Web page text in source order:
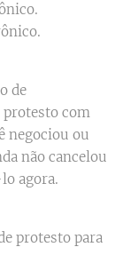
de
protesto com
negociou ou
não cancelou
agora.
protesto para